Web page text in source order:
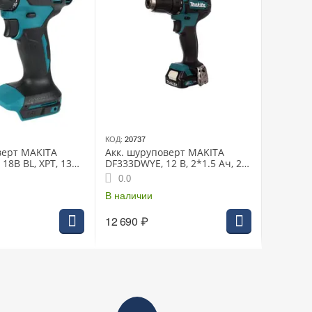
MAKITA
BL, XPT, 13
АКБ и З/У
КОД: 20737
Акк. шуруповерт MAKITA
DF333DWYE, 12 В, 2*1.5 Ач, 20
полож., 30 Нм, 0-450/0-1700
об/мин, БЗП 10 мм, 1.1 кг
0.0
В наличии
12 690 ₽